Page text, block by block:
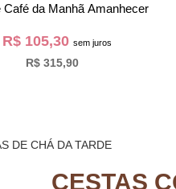
Café da Manhã Amanhecer
R$ 105,30 sem juros
R$ 315,90
DE CHÁ DA TARDE
CESTAS